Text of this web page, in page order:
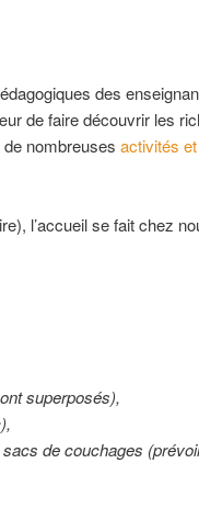
des
de faire découvrir les
de nombreusesactivités
l’accueil se fait chez
superposés),
de couchages